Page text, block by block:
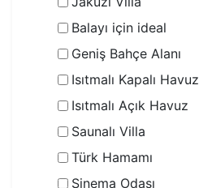
Balayı için ideal
Geniş Bahçe Alanı
Isıtmalı Kapalı Havuz
Isıtmalı Açık Havuz
Saunalı Villa
Türk Hamamı
Sinema Odası